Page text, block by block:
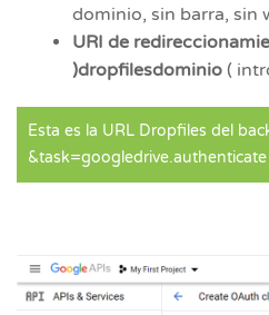
dominio, sin barra, sin
URI de
)dropfilesdominio (
Esta es la URL Dropfiles del
&task=googledrive.authenticate